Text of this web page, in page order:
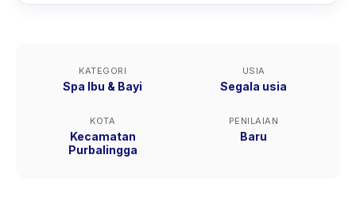
KATEGORI
Spa Ibu & Bayi
USIA
Segala usia
KOTA
Kecamatan
Purbalingga
PENILAIAN
Baru